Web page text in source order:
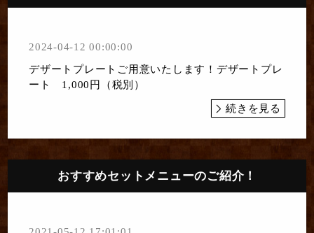
2024-04-12 00:00:00
デザートプレートご用意いたします！デザートプレ
ート 1,000円（税別）
続きを見る
おすすめセットメニューのご紹介！